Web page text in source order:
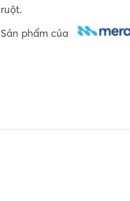
ruột.
Sản phẩm của